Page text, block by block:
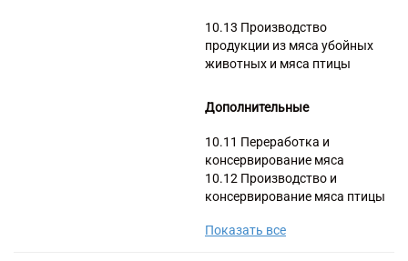
10.13 Производство
продукции из мяса убойных
животных и мяса птицы
Дополнительные
10.11 Переработка и
консервирование мяса
10.12 Производство и
консервирование мяса птицы
(мясосодержащих)
Показать все